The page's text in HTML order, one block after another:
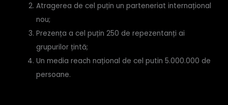
Atragerea de cel puțin un parteneriat internațional
nou;
Prezența a cel puțin 250 de repezentanți ai
grupurilor țintă;
Un media reach național de cel putin 5.000.000 de
persoane.